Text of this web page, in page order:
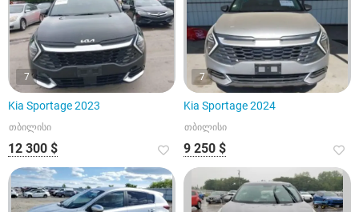
7
Kia Sportage 2023
თბილისი
12 300 $
7
Kia Sportage 2024
თბილისი
9 250 $